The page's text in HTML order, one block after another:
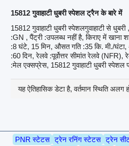
15812 गुवाहाटी धुबरी स्पेशल ट्रैन के बारे में
15812 गुवाहाटी धुबरी स्पेशलगुवाहाटी से
:GN , पैंट्री :उपलब्ध नहीं है, किराए में खाना
:8 घंटे, 15 मिन, औसत गति :35 कि. मी./
:60 दिन, रेलवे :पूर्वोत्तर सीमांत रेलवे (NFR),
:मेल एक्सप्रेस, 15812 गुवाहाटी धुबरी
यह ऐतिहासिक डेटा है, वर्तमान स्थिति अलग
PNR स्टेटस ट्रेन रनिंग स्टेटस ट्रेन